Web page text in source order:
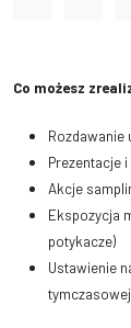
Co możesz
Prezentacje
Akcje
Ekspozycja
potykacze)
Ustawienie
tymczasowej